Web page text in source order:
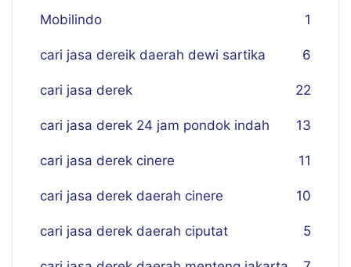
Mobilindo 1
cari jasa dereik daerah dewi sartika 6
cari jasa derek 22
cari jasa derek 24 jam pondok indah 13
cari jasa derek cinere 11
cari jasa derek daerah cinere 10
cari jasa derek daerah ciputat 5